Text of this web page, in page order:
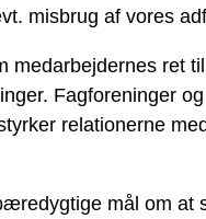
misbrug af vores
medarbejdernes ret
Fagforeninger
relationerne
mål om